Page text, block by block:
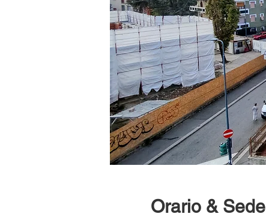
Orario & Sede